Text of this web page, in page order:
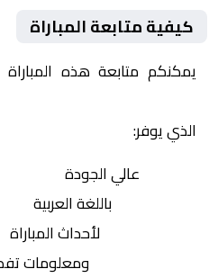
كيفية متابعة المباراة
يمكنكم متابعة هذه المباراة
الذي يوفر:
عالي الجودة
باللغة العربية
لأحداث المباراة
ومعلومات